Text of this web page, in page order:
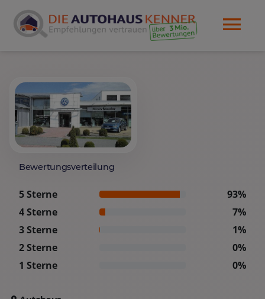
Bewertungsverteilung
5 Sterne
93%
4 Sterne
7%
3 Sterne
1%
2 Sterne
0%
1 Sterne
0%